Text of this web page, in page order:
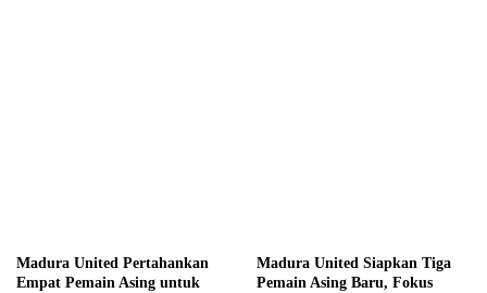
Madura United Pertahankan
Empat Pemain Asing untuk
Madura United Siapkan Tiga
Pemain Asing Baru, Fokus